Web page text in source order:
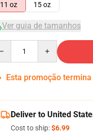
11 oz
15 oz
Ver guia de tamanhos
Esta promoção termina
Deliver to United
Cost to ship:$6.99